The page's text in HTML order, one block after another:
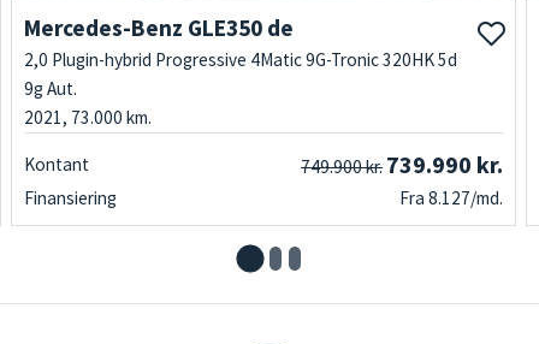
Mercedes-Benz GLE350 de
2,0 Plugin-hybrid Progressive 4Matic 9G-Tronic 320HK 5d
9g Aut.
2021, 73.000 km.
Kontant 749.900 kr. 739.990 kr.
Finansiering Fra 8.127/md.